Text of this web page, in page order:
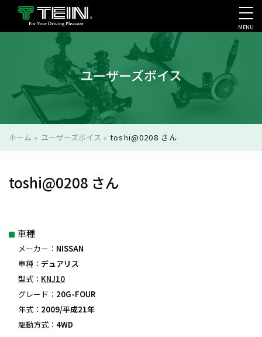
会社案内・採用・IR
MENU
ユーザーズボイス
ホーム » ユーザーズボイス »toshi@0208 さん
toshi@0208 さん
車種
メーカー： NISSAN
車種： デュアリス
型式： KNJ10
グレード： 20G-FOUR
年式： 2009/平成21年
駆動方式： 4WD